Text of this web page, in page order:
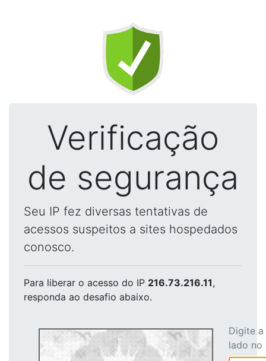
Verificação
de segurança
Seu IP fez diversas tentativas de
acessos suspeitos a sites hospedados
conosco.
Para liberar o acesso do IP 216.73.216.11,
responda ao desafio abaixo.
Digite
lado no